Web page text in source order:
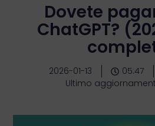
Dovete
ChatGPT?
2026-01-13 05:47
Ultimo